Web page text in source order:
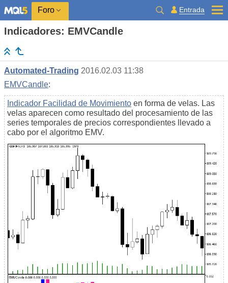
Foro Entrada
Indicadores: EMVCandle
Automated-Trading 2016.02.03 11:38
EMVCandle:
Indicador Facilidad de Movimiento en forma de velas. Las
velas aparecen como resultado del procesamiento de las
series temporales de precios correspondientes llevado a
cabo por el algoritmo EMV.